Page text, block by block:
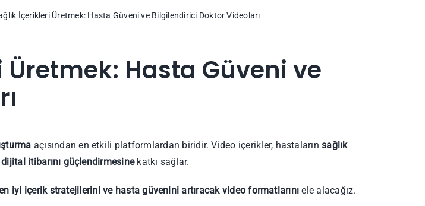
İçerikleri Üretmek: Hasta Güveni ve Bilgilendirici Doktor Videoları
Üretmek: Hasta Güveni ve
açısından en etkili platformlardan biridir. Video içerikler, hastalarınsağlık
dijital itibarını güçlendirmesinekatkı sağlar.
iyi içerik stratejilerini ve hasta güvenini artıracak video formatlarını ele alacağız.